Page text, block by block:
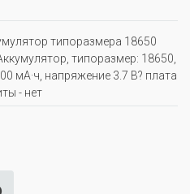
типоразмера 18650
типоразмер: 18650,
мА·ч, напряжение 3.7 В? плата
- нет